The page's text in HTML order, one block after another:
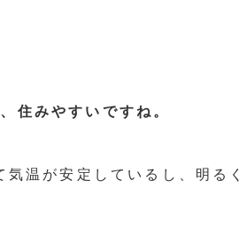
住みやすいですね。
温が安定しているし、明る